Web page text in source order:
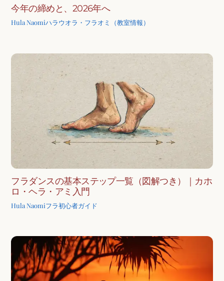
今年の締めと、2026年へ
Hula Naomiハラウオラ・フラオミ（教室情報）
フラダンスの基本ステップ一覧（図解つき）｜カホ
ロ・ヘラ・アミ入門
Hula Naomiフラ初心者ガイド